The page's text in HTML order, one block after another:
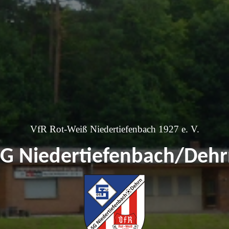
VfR Rot-Weiß Niedertiefenbach 1927 e. V.
Niedertiefenbach/